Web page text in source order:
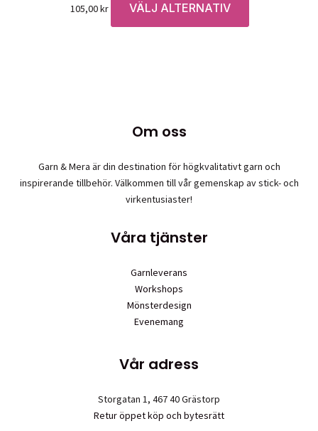
105,00kr VÄLJ ALTERNATIV
här
väljas
på
Om oss
Garn & Mera är din destination för högkvalitativt garn och
inspirerande tillbehör. Välkommen till vår gemenskap av stick- och
virkentusiaster!
Våra tjänster
Garnleverans
Workshops
Mönsterdesign
Evenemang
Vår adress
Storgatan 1, 467 40 Grästorp
Retur öppet köp och bytesrätt